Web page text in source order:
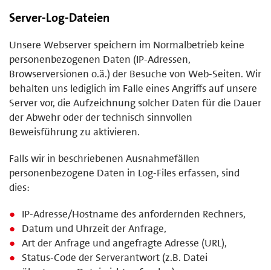
Server-Log-Dateien
Unsere Webserver speichern im Normalbetrieb keine
personenbezogenen Daten (IP-Adressen,
Browserversionen o.ä.) der Besuche von Web-Seiten. Wir
behalten uns lediglich im Falle eines Angriffs auf unsere
Server vor, die Aufzeichnung solcher Daten für die Dauer
der Abwehr oder der technisch sinnvollen
Beweisführung zu aktivieren.
Falls wir in beschriebenen Ausnahmefällen
personenbezogene Daten in Log-Files erfassen, sind
dies:
IP-Adresse/Hostname des anfordernden Rechners,
Datum und Uhrzeit der Anfrage,
Art der Anfrage und angefragte Adresse (URL),
Status-Code der Serverantwort (z.B. Datei